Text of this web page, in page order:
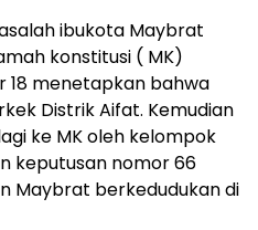
ibukota Maybrat
konstitusi ( MK)
18 menetapkan bahwa
Distrik Aifat. Kemudian
ke MK oleh kelompok
keputusan nomor 66
Maybrat berkedudukan di